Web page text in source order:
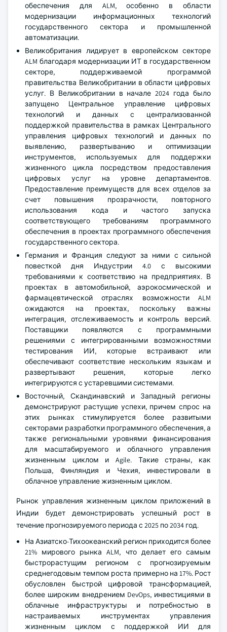
обеспечения для ALM, особенно в области
модернизации информационных технологий
государственного сектора и промышленной
автоматизации.
Великобритания лидирует в европейском секторе
ALM благодаря модернизации ИТ в государственном
секторе, поддерживаемой программой
правительства Великобритании в области цифровых
услуг. В Великобритании в начале 2024 года было
запущено Центральное управление цифровых
технологий и данных с централизованной
поддержкой правительства в рамках Центрального
управления цифровых технологий и данных по
выявлению, развертыванию и оптимизации
инструментов, используемых для поддержки
жизненного цикла посредством предоставления
цифровых услуг на уровне департаментов.
Предоставление преимуществ для всех отделов за
счет повышения прозрачности, повторного
использования кода и частого запуска
соответствующего требованиям программного
обеспечения в проектах программного обеспечения
государственного сектора.
Германия и Франция следуют за ними с сильной
повесткой дня Индустрии 4.0 с высокими
требованиями к соответствию на предприятиях. В
проектах в автомобильной, аэрокосмической и
фармацевтической отраслях возможности ALM
ожидаются на проектах, поскольку важны
интеграция, отслеживаемость и контроль версий.
Поставщики появляются с программными
решениями с интегрированными возможностями
тестирования ИИ, которые встраивают или
обеспечивают соответствие нескольким языкам и
развертывают решения, которые легко
интегрируются с устаревшими системами.
Восточный, Скандинавский и Западный регионы
демонстрируют растущие успехи, причем спрос на
этих рынках стимулируется более развитыми
секторами разработки программного обеспечения, а
также региональными уровнями финансирования
для масштабируемого и облачного управления
жизненным циклом и Agile. Такие страны, как
Польша, Финляндия и Чехия, инвестировали в
облачное управление жизненным циклом.
Рынок управления жизненным циклом приложений в
Индии будет демонстрировать успешный рост в
течение прогнозируемого периода с 2025 по 2034 год.
На Азиатско-Тихоокеанский регион приходится более
21% мирового рынка ALM, что делает его самым
быстрорастущим регионом с прогнозируемым
среднегодовым темпом роста примерно на 17%. Рост
обусловлен быстрой цифровой трансформацией,
более широким внедрением DevOps, инвестициями в
облачные инфраструктуры и потребностью в
настраиваемых инструментах управления
жизненным циклом с поддержкой ИИ для